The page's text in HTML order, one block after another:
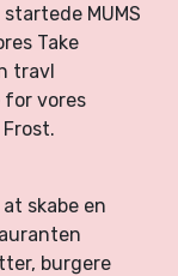
MUMS
Take
travl
for vores
skabe en
burgere